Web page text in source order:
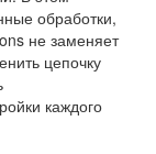
обработки,
не заменяет
цепочку
каждого